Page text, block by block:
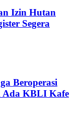
Izin Hutan
Segera
Beroperasi
Ada KBLI Kafe